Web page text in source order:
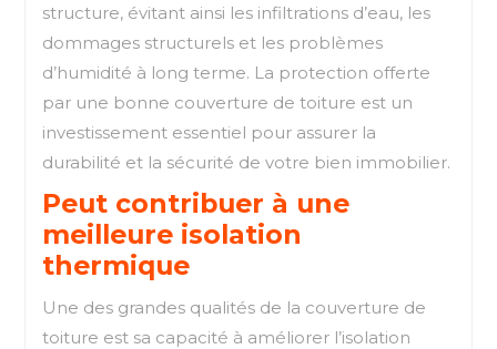
structure, évitant ainsi les infiltrations d’eau, les
dommages structurels et les problèmes
d’humidité à long terme. La protection offerte
par une bonne couverture de toiture est un
investissement essentiel pour assurer la
durabilité et la sécurité de votre bien immobilier.
Peut contribuer à une
meilleure isolation
thermique
Une des grandes qualités de la couverture de
toiture est sa capacité à améliorer l’isolation